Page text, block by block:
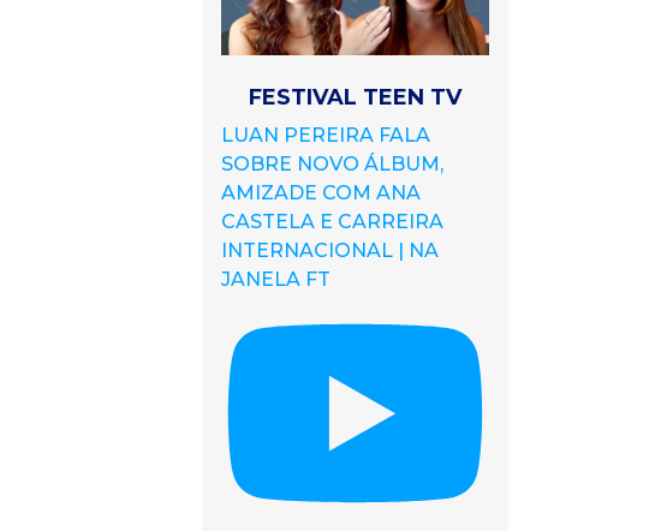
FESTIVAL TEEN TV
LUAN PEREIRA FALA
SOBRE NOVO ÁLBUM,
AMIZADE COM ANA
CASTELA E CARREIRA
INTERNACIONAL | NA
JANELA FT